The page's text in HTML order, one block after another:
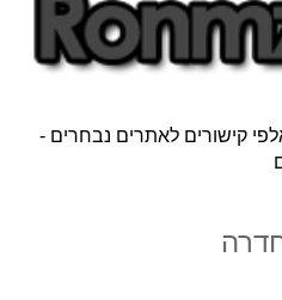
קישורים לאתרים נבחרים -